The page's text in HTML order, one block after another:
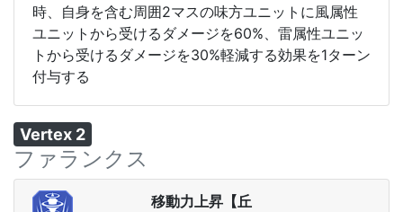
時、自身を含む周囲2マスの味方ユニットに風属性
ユニットから受けるダメージを60%、雷属性ユニッ
トから受けるダメージを30%軽減する効果を1ターン
付与する
Vertex 2
ファランクス
移動力上昇【丘